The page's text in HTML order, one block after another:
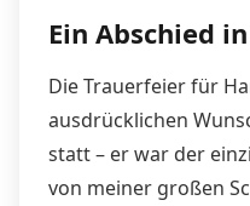
Ein Abschied
Die Trauerfeier für
ausdrücklichen
statt – er war der
von meiner großen